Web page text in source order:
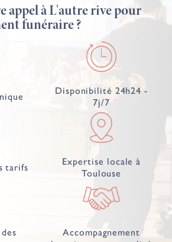
appel à L'autre rive pour
funéraire ?
Disponibilité 24h24 -
7j/7
tarifs
Expertise locale à
Toulouse
Accompagnement